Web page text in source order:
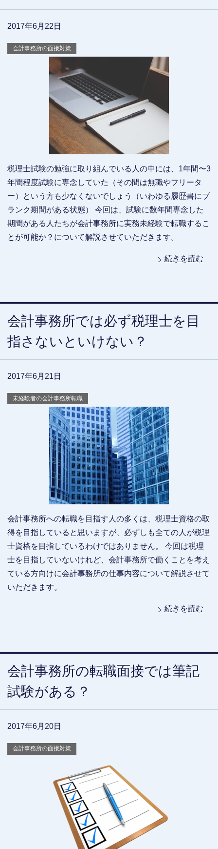
2017年6月22日
会計事務所の面接対策
税理士試験の勉強に取り組んでいる人の中には、1年間〜3
年間程度試験に専念していた（その間は無職やフリータ
ー）という方も少なくないでしょう（いわゆる履歴書にブ
ランク期間がある状態） 今回は、試験に数年間専念した
期間がある人たちが会計事務所に実務未経験で転職するこ
とが可能か？について解説させていただきます。
続きを読む
会計事務所では必ず税理士を目
指さないといけない？
2017年6月21日
未経験者の会計事務所転職
会計事務所への転職を目指す人の多くは、税理士資格の取
得を目指していると思いますが、必ずしも全ての人が税理
士資格を目指しているわけではありません。 今回は税理
士を目指していないけれど、会計事務所で働くことを考え
ている方向けに会計事務所の仕事内容について解説させて
いただきます。
続きを読む
会計事務所の転職面接では筆記
試験がある？
2017年6月20日
会計事務所の面接対策